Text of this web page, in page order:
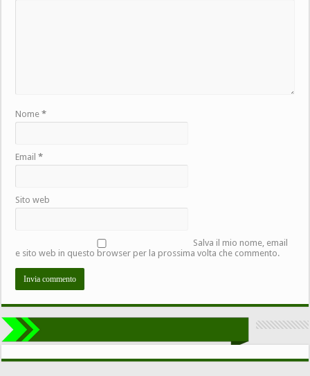
Nome*
Email*
Sito web
Salva il mio nome, email
e sito web in questo browser per la prossima volta che commento.